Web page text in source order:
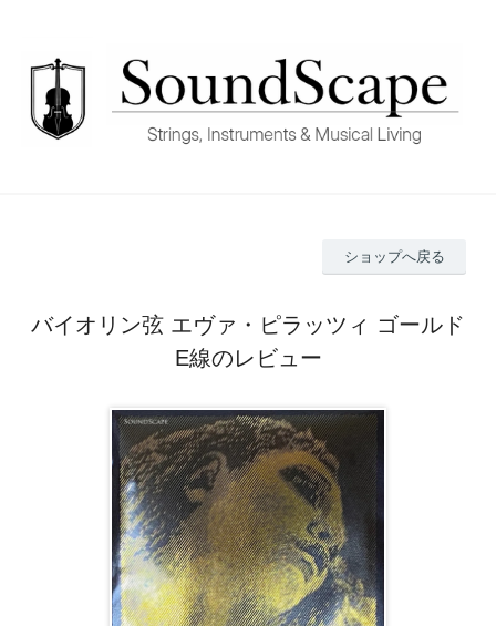
ショップへ戻る
バイオリン弦 エヴァ・ピラッツィ ゴールド
E線のレビュー